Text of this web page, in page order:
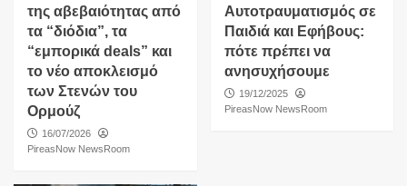
της αβεβαιότητας από
τα “διόδια”, τα
“εμπορικά deals” και
το νέο αποκλεισμό
των Στενών του
Ορμούζ
16/07/2026
PireasNow NewsRoom
Αυτοτραυματισμός σε
Παιδιά και Εφήβους:
πότε πρέπει να
ανησυχήσουμε
19/12/2025
PireasNow NewsRoom